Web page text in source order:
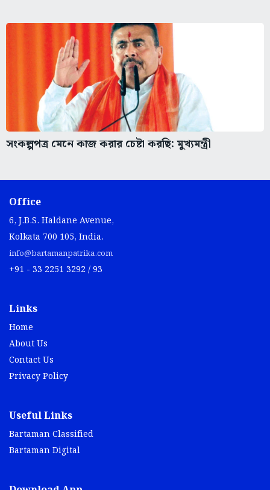
সংকল্পপত্র মেনে কাজ করার চেষ্টা করছি: মুখ্যমন্ত্রী
Office
6, J.B.S. Haldane Avenue,
Kolkata 700 105, India.
info@bartamanpatrika.com
+91 - 33 2251 3292 / 93
Links
Home
About Us
Contact Us
Privacy Policy
Useful Links
Bartaman Classified
Bartaman Digital